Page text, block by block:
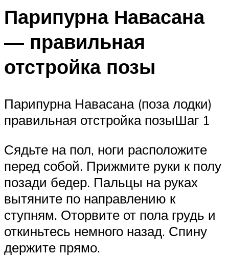
Парипурна Навасана
— правильная
отстройка позы
Парипурна Навасана (поза лодки)
правильная отстройка позыШаг 1
Сядьте на пол, ноги расположите
перед собой. Прижмите руки к полу
позади бедер. Пальцы на руках
вытяните по направлению к
ступням. Оторвите от пола грудь и
откиньтесь немного назад. Спину
держите прямо.